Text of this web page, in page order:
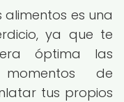
es una
ya que te
óptima las
de
tus propios